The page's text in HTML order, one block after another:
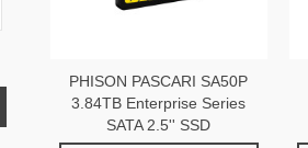
PHISON PASCARI SA50P
3.84TB Enterprise Series
SATA 2.5'' SSD